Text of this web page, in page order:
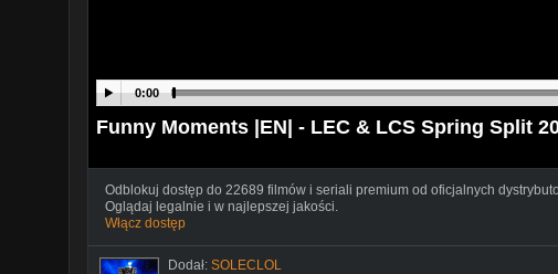
0:00
Funny Moments |EN| - LEC & LCS Spring Split
Odblokuj dostęp do 22689 filmów i seriali premium od oficjalnych
Oglądaj legalnie i w najlepszej jakości.
Włącz dostęp
Dodał: SOLECLOL